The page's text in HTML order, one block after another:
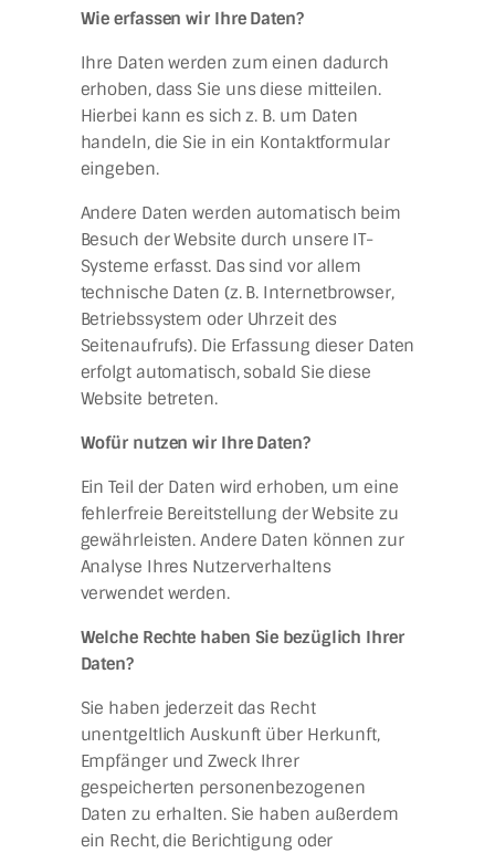
Wie erfassen wir Ihre Daten?
Ihre Daten werden zum einen dadurch
erhoben, dass Sie uns diese mitteilen.
Hierbei kann es sich z. B. um Daten
handeln, die Sie in ein Kontaktformular
eingeben.
Andere Daten werden automatisch beim
Besuch der Website durch unsere IT-
Systeme erfasst. Das sind vor allem
technische Daten (z. B. Internetbrowser,
Betriebssystem oder Uhrzeit des
Seitenaufrufs). Die Erfassung dieser Daten
erfolgt automatisch, sobald Sie diese
Website betreten.
Wofür nutzen wir Ihre Daten?
Ein Teil der Daten wird erhoben, um eine
fehlerfreie Bereitstellung der Website zu
gewährleisten. Andere Daten können zur
Analyse Ihres Nutzerverhaltens
verwendet werden.
Welche Rechte haben Sie bezüglich Ihrer
Daten?
Sie haben jederzeit das Recht
unentgeltlich Auskunft über Herkunft,
Empfänger und Zweck Ihrer
gespeicherten personenbezogenen
Daten zu erhalten. Sie haben außerdem
ein Recht, die Berichtigung oder